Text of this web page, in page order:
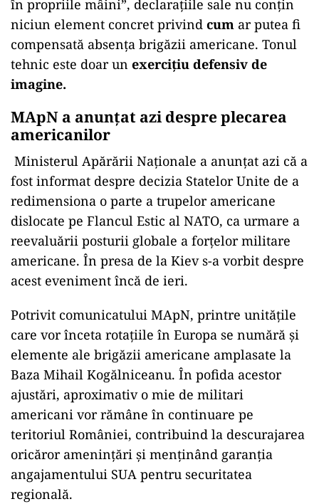
în propriile mâini”, declarațiile sale nu conțin
niciun element concret privind cum ar putea fi
compensată absența brigăzii americane. Tonul
tehnic este doar un exercițiu defensiv de
imagine.
MApN a anunțat azi despre plecarea
americanilor
Ministerul Apărării Naționale a anunțat azi că a
fost informat despre decizia Statelor Unite de a
redimensiona o parte a trupelor americane
dislocate pe Flancul Estic al NATO, ca urmare a
reevaluării posturii globale a forțelor militare
americane. În presa de la Kiev s-a vorbit despre
acest eveniment încă de ieri.
Potrivit comunicatului MApN, printre unitățile
care vor înceta rotațiile în Europa se numără și
elemente ale brigăzii americane amplasate la
Baza Mihail Kogălniceanu. În pofida acestor
ajustări, aproximativ o mie de militari
americani vor rămâne în continuare pe
teritoriul României, contribuind la descurajarea
oricăror amenințări și menținând garanția
angajamentului SUA pentru securitatea
regională.